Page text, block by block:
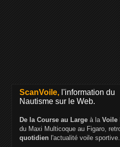
ScanVoile, l'information du
Nautisme sur le Web.
De la Course au Large à la Voile
du Maxi Multicoque au Figaro,
quotidien l'actualité voile sportive.